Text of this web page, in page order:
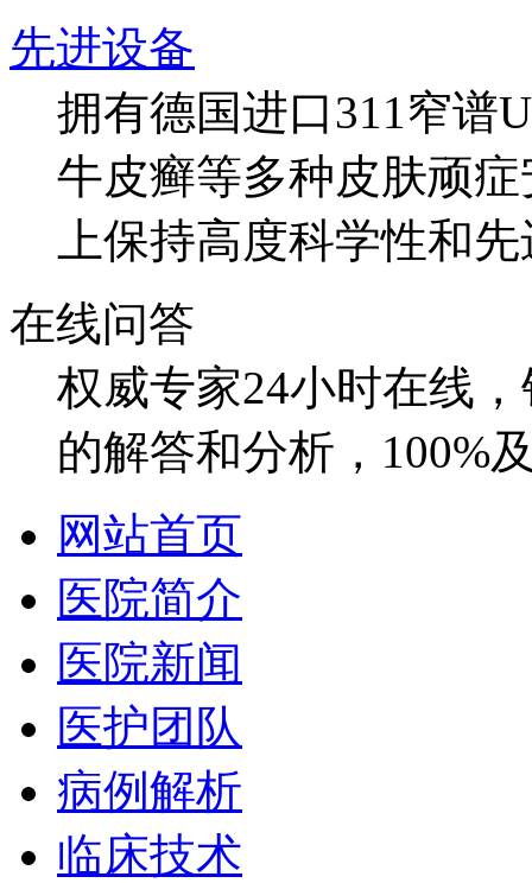
先进设备
拥有德国进口311窄谱
牛皮癣等多种皮肤顽
上保持高度科学性和
在线问答
权威专家24小时在线
的解答和分析，100%
网站首页
医院简介
医院新闻
医护团队
病例解析
临床技术